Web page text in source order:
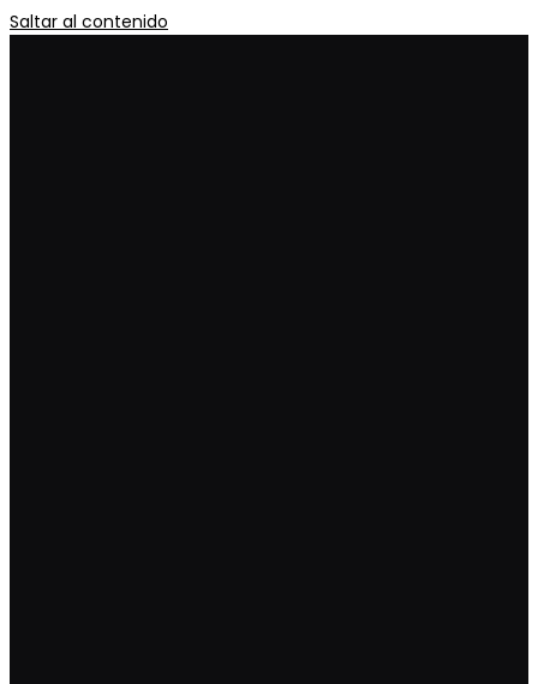
Saltar al contenido